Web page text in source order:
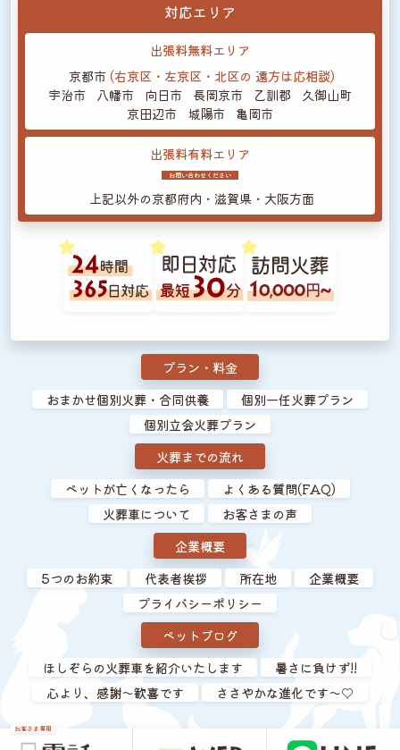
お客さま専用
対応エリア
出張料無料エリア
京都市 (右京区・左京区・北区の 遠方は応相談)
宇治市
八幡市 向日市 長岡京市 乙訓郡
久御山町
京田辺市
城陽市 亀岡市
出張料有料エリア
お問い合わせください
上記以外の京都府内・滋賀県・大阪方面
プラン・料金
おまかせ個別火葬・合同供養
個別一任火葬プラン
個別立会火葬プラン
火葬までの流れ
ペットが亡くなったら
よくある質問(FAQ)
火葬車について
お客さまの声
企業概要
5つのお約束
代表者挨拶 所在地
企業概要
プライバシーポリシー
ペットブログ
ほしぞらの火葬車を紹介いたします
暑さに負けず!!
心より、感謝～歓喜です
ささやかな進化です～♡